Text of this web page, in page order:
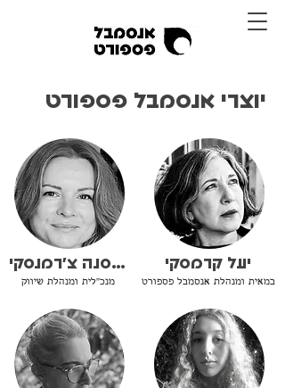
יוצרי אנסמבל פספורט
יעל קרמסקי
במאית ומנהלת אנסמבל פספורט
אוקסנה צ'רמנסקי
מנכ"לית ומנהלת שיווק